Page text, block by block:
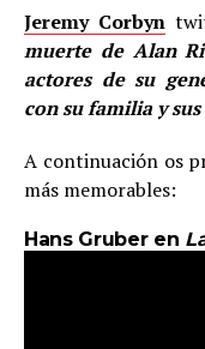
Jeremy Corbyn
muerte de Alan
actores de su
con su familia y
A continuación os
más memorables:
Hans Gruber en